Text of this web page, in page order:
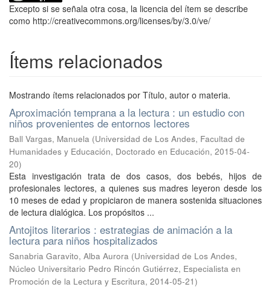
Excepto si se señala otra cosa, la licencia del ítem se describe
como http://creativecommons.org/licenses/by/3.0/ve/
Ítems relacionados
Mostrando ítems relacionados por Título, autor o materia.
Aproximación temprana a la lectura : un estudio con
niños provenientes de entornos lectores
Ball Vargas, Manuela (Universidad de Los Andes, Facultad de
Humanidades y Educación, Doctorado en Educación, 2015-04-
20)
Esta investigación trata de dos casos, dos bebés, hijos de
profesionales lectores, a quienes sus madres leyeron desde los
10 meses de edad y propiciaron de manera sostenida situaciones
de lectura dialógica. Los propósitos ...
Antojitos literarios : estrategias de animación a la
lectura para niños hospitalizados
Sanabria Garavito, Alba Aurora (Universidad de Los Andes,
Núcleo Universitario Pedro Rincón Gutiérrez, Especialista en
Promoción de la Lectura y Escritura, 2014-05-21)